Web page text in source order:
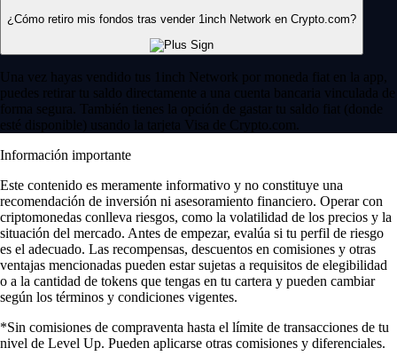
¿Cómo retiro mis fondos tras vender 1inch Network en Crypto.com?
Una vez hayas vendido tus 1inch Network por moneda fiat en la app,
puedes retirar tu saldo directamente a una cuenta bancaria vinculada de
forma segura. También tienes la opción de gastar tu saldo fiat (donde
esté disponible) usando la tarjeta Visa de Crypto.com.
Información importante
Este contenido es meramente informativo y no constituye una
recomendación de inversión ni asesoramiento financiero. Operar con
criptomonedas conlleva riesgos, como la volatilidad de los precios y la
situación del mercado. Antes de empezar, evalúa si tu perfil de riesgo
es el adecuado. Las recompensas, descuentos en comisiones y otras
ventajas mencionadas pueden estar sujetas a requisitos de elegibilidad
o a la cantidad de tokens que tengas en tu cartera y pueden cambiar
según los términos y condiciones vigentes.
*Sin comisiones de compraventa hasta el límite de transacciones de tu
nivel de Level Up. Pueden aplicarse otras comisiones y diferenciales.